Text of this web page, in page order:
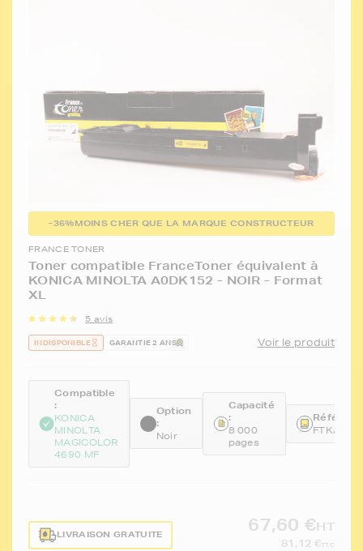
-36%MOINS CHER QUE LA MARQUE CONSTRUCTEUR
FRANCE TONER
Toner compatible FranceToner équivalent à
KONICA MINOLTA A0DK152 - NOIR - Format
XL
5 avis
INDISPONIBLE GARANTIE 2 ANS Voir le produit
Compatible
:
KONICA
MINOLTA
MAGICOLOR
4690 MF
Option
:
Noir
Capacité
:
8 000
pages
LIVRAISON GRATUITE
67,60 €HT
81,12 €TTC